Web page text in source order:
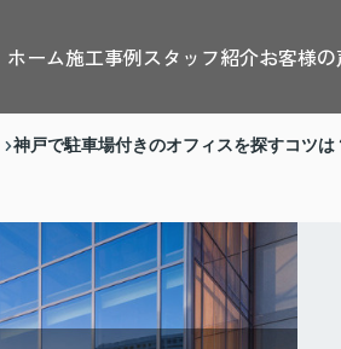
ホーム施工事例スタッフ紹介お客様
神戸で駐車場付きのオフィスを探すコツ